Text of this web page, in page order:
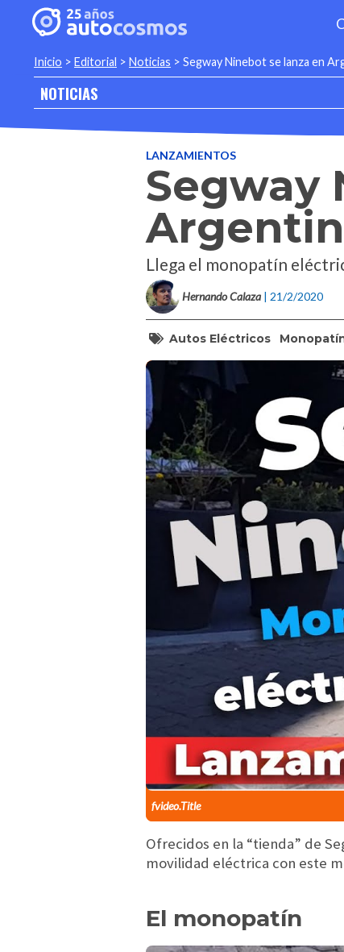
Inicio > Editorial > Noticias > Segway Ninebot se lanza en
NOTICIAS
LANZAMIENTOS
Segway
Llega el monopatín
Hernando Calaza | 21/2/2020
Autos Eléctricos
fvideo.Title
Ofrecidos en la “tienda” de
movilidad eléctrica con este
El monopatín